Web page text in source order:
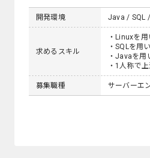
開発環境 Java / SQL
求めるスキル
・Linuxを
・SQLを用
・Javaを用
・1人称で
募集職種 サーバーエ